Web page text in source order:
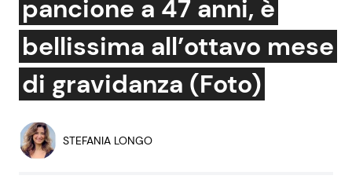
Attualità Italiana
Dal Mondo
Economia
Persone Scomparse
Bellezze VIP
Coppie VIP
pancione a 47 anni, è
bellissima all’ottavo mese
di gravidanza (Foto)
STEFANIA LONGO